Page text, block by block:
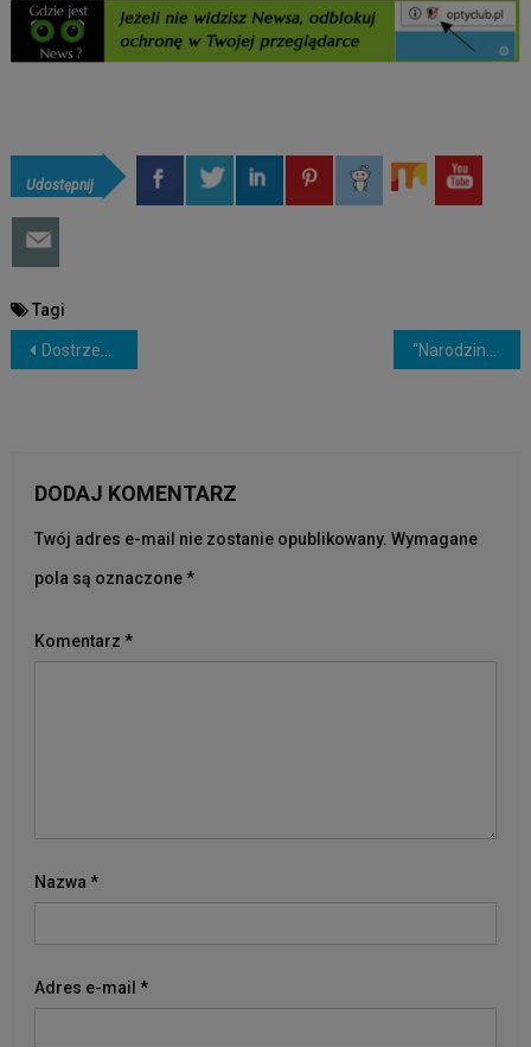
Udostępnij
Tagi
NAWIGACJA
WPISU
Dostrzegać swoje błędy to …
DODAJ KOMENTARZ
Twój adres e-mail nie zostanie opublikowany. Wymagane
pola są oznaczone*
Komentarz *
Nazwa *
Adres e-mail *